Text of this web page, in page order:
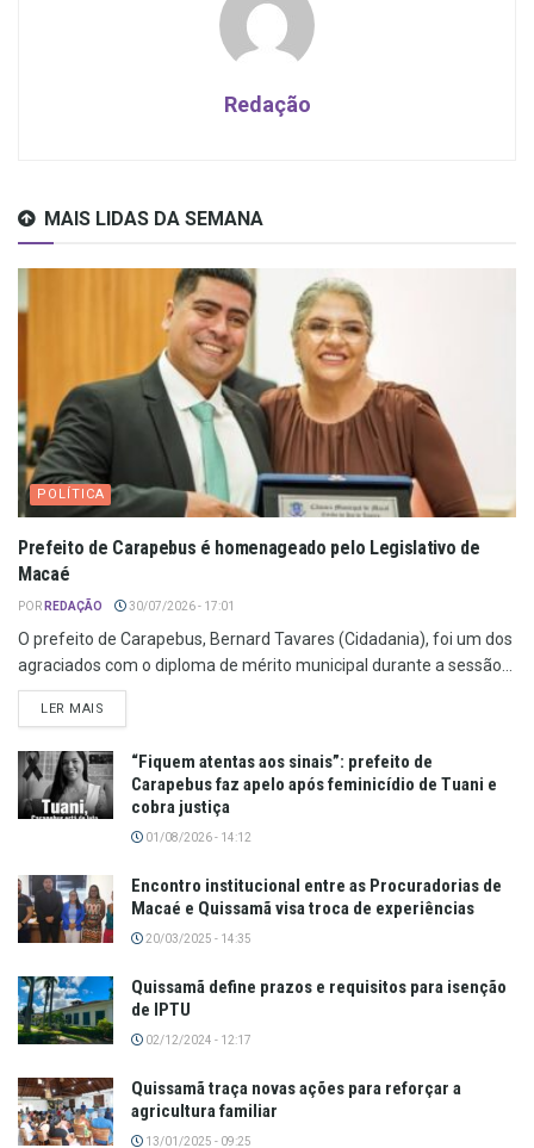
Redação
MAIS LIDAS DA SEMANA
POLÍTICA
Prefeito de Carapebus é homenageado pelo Legislativo de
Macaé
POR REDAÇÃO 30/07/2026 - 17:01
O prefeito de Carapebus, Bernard Tavares (Cidadania), foi um dos
agraciados com o diploma de mérito municipal durante a sessão...
LER MAIS
“Fiquem atentas aos sinais”: prefeito de
Carapebus faz apelo após feminicídio de Tuani e
cobra justiça
01/08/2026 - 14:12
Encontro institucional entre as Procuradorias de
Macaé e Quissamã visa troca de experiências
20/03/2025 - 14:35
Quissamã define prazos e requisitos para isenção
de IPTU
02/12/2024 - 12:17
Quissamã traça novas ações para reforçar a
agricultura familiar
13/01/2025 - 09:25